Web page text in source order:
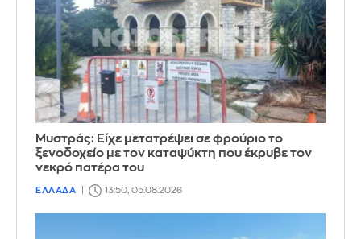
Mυστράς: Είχε μετατρέψει σε φρούριο το
ξενοδοχείο με τον καταψύκτη που έκρυβε τον
νεκρό πατέρα του
ΕΛΛΑΔΑ 13:50, 05.08.2026